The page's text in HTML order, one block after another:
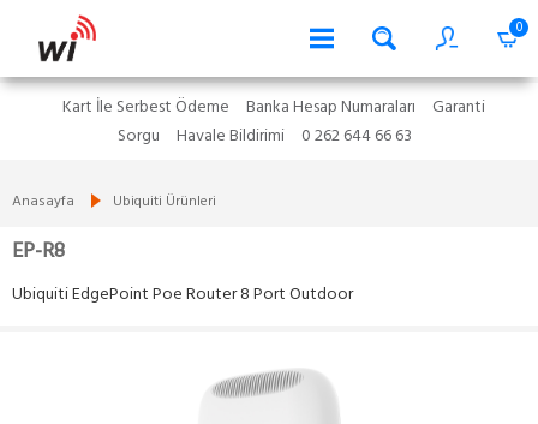
0
Kart İle Serbest Ödeme Banka Hesap Numaraları
Garanti
Sorgu
Havale Bildirimi 0 262 644 66 63
Anasayfa Ubiquiti Ürünleri
EP-R8
Ubiquiti EdgePoint Poe Router 8 Port Outdoor